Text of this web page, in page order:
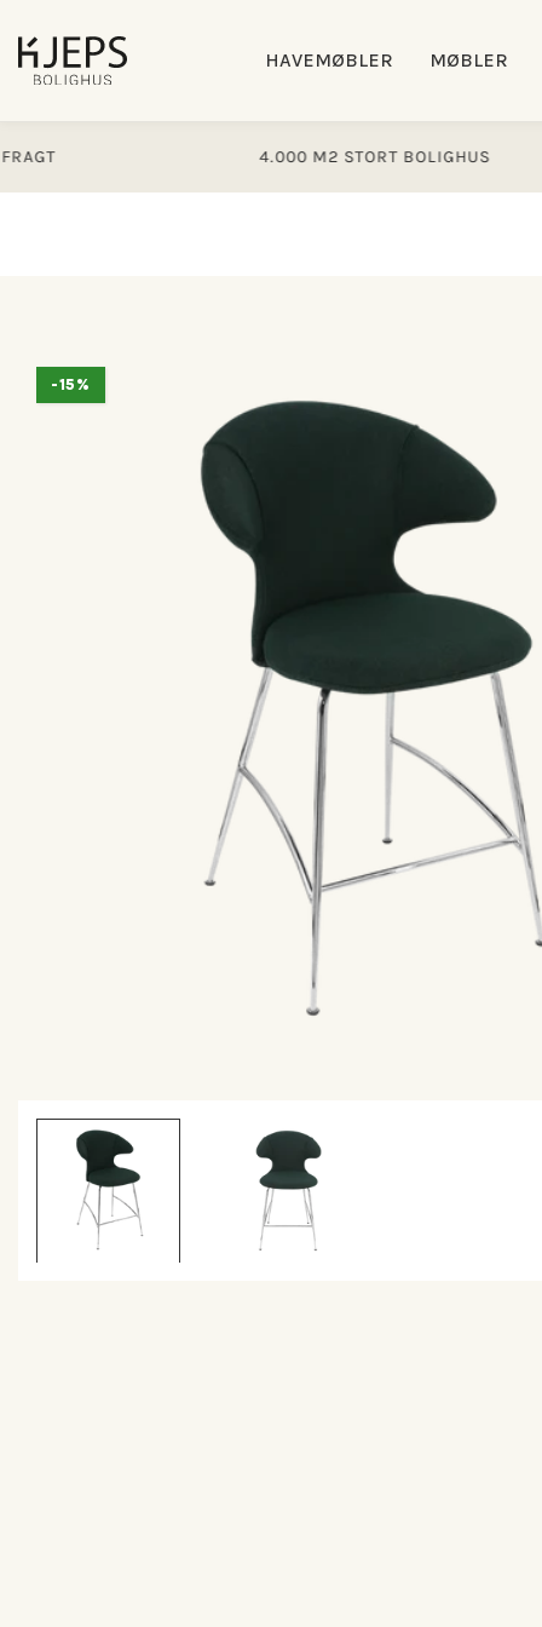
indhold
HAVEMØBLER MØBLER
4.000 M2 STORT BOLIGHUS
-15%
Gå til
produktoplysninger